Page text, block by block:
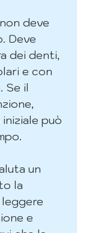
deve
Deve
dei denti,
e con
Se il
può
un
la
e